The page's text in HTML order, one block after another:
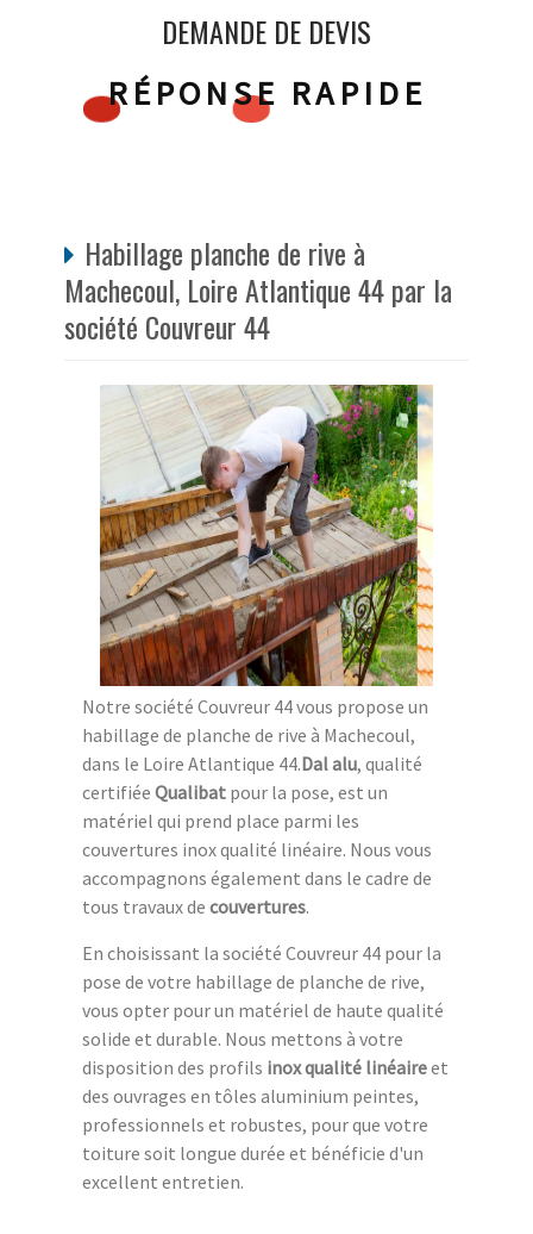
DEMANDE DE DEVIS
RÉPONSE RAPIDE
Habillage planche de rive à
Machecoul, Loire Atlantique 44 par la
société Couvreur 44
Notre société Couvreur 44 vous propose un
habillage de planche de rive à Machecoul,
dans le Loire Atlantique 44.Dal alu, qualité
certifiée Qualibat pour la pose, est un
matériel qui prend place parmi les
couvertures inox qualité linéaire. Nous vous
accompagnons également dans le cadre de
tous travaux de couvertures.
En choisissant la société Couvreur 44 pour la
pose de votre habillage de planche de rive,
vous opter pour un matériel de haute qualité
solide et durable. Nous mettons à votre
disposition des profils inox qualité linéaireet
des ouvrages en tôles aluminium peintes,
professionnels et robustes, pour que votre
toiture soit longue durée et bénéficie d'un
excellent entretien.